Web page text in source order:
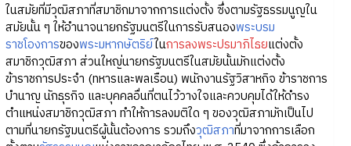
ในสมัยที่มีวุฒิสภาที่สมาชิกมาจากการแต่งตั้ง ซึ่งตามรัฐธรรมนูญใน
สมัยนั้น ๆ ให้อำนาจนายกรัฐมนตรีในการรับสนองพระบรม
ราชโองการของพระมหากษัตริย์ในการลงพระปรมาภิไธยแต่งตั้ง
สมาชิกวุฒิสภา ส่วนใหญ่นายกรัฐมนตรีในสมัยนั้นมักแต่งตั้ง
ข้าราชการประจำ (ทหารและพลเรือน) พนักงานรัฐวิสาหกิจ ข้าราชการ
บำนาญ นักธุรกิจ และบุคคลอื่นที่ตนไว้วางใจและควบคุมได้ให้ดำรง
ตำแหน่งสมาชิกวุฒิสภา ทำให้การลงมติใด ๆ ของวุฒิสภามักเป็นไป
ตามที่นายกรัฐมนตรีผู้นั้นต้องการ รวมถึงวุฒิสภาที่มาจากการเลือก